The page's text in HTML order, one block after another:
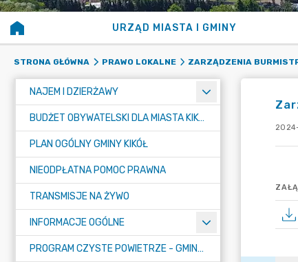
URZĄD MIASTA I GMINY
STRONA GŁÓWNA PRAWO LOKALNE ZARZĄDZENIA
NAJEM I DZIERŻAWY
BUDŻET OBYWATELSKI DLA MIASTA KIKÓŁ
PLAN OGÓLNY GMINY KIKÓŁ
NIEODPŁATNA POMOC PRAWNA
TRANSMISJE NA ŻYWO
INFORMACJE OGÓLNE
PROGRAM CZYSTE POWIETRZE - GMINA KIKÓŁ